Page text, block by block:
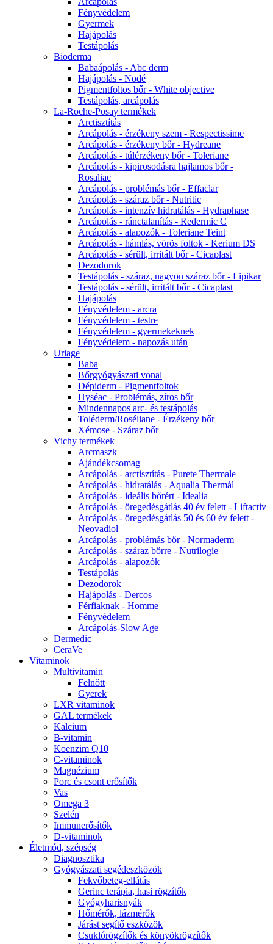
Fényvédelem
Gyermek
Hajápolás
Testápolás
Bioderma
Babaápolás - Abc derm
Hajápolás - Nodé
Pigmentfoltos bőr - White objective
Testápolás, arcápolás
La-Roche-Posay termékek
Arctisztítás
Arcápolás - érzékeny szem - Respectissime
Arcápolás - érzékeny bőr - Hydreane
Arcápolás - túlérzékeny bőr - Toleriane
Arcápolás - kipirosodásra hajlamos bőr -
Rosaliac
Arcápolás - problémás bőr - Effaclar
Arcápolás - száraz bőr - Nutritic
Arcápolás - intenzív hidratálás - Hydraphase
Arcápolás - ránctalanítás - Redermic C
Arcápolás - alapozók - Toleriane Teint
Arcápolás - hámlás, vörös foltok - Kerium DS
Arcápolás - sérült, irritált bőr - Cicaplast
Dezodorok
Testápolás - száraz, nagyon száraz bőr - Lipikar
Testápolás - sérült, irritált bőr - Cicaplast
Hajápolás
Fényvédelem - arcra
Fényvédelem - testre
Fényvédelem - gyermekeknek
Fényvédelem - napozás után
Uriage
Baba
Bőrgyógyászati vonal
Dépiderm - Pigmentfoltok
Hyséac - Problémás, zíros bőr
Mindennapos arc- és testápolás
Toléderm/Roséliane - Érzékeny bőr
Xémose - Száraz bőr
Vichy termékek
Arcmaszk
Ajándékcsomag
Arcápolás - arctisztítás - Purete Thermale
Arcápolás - hidratálás - Aqualia Thermál
Arcápolás - ideális bőrért - Idealia
Arcápolás - öregedésgátlás 40 év felett - Liftactiv
Arcápolás - öregedésgátlás 50 és 60 év felett -
Neovadiol
Arcápolás - problémás bőr - Normaderm
Arcápolás - száraz bőrre - Nutrilogie
Arcápolás - alapozók
Testápolás
Dezodorok
Hajápolás - Dercos
Férfiaknak - Homme
Fényvédelem
Arcápolás-Slow Age
Dermedic
CeraVe
Vitaminok
Multivitamin
Felnőtt
Gyerek
LXR vitaminok
GAL termékek
Kalcium
B-vitamin
Koenzim Q10
C-vitaminok
Magnézium
Porc és csont erősítők
Vas
Omega 3
Szelén
Immunerősítők
D-vitaminok
Életmód, szépség
Diagnosztika
Gyógyászati segédeszközök
Fekvőbeteg-ellátás
Gerinc terápia, hasi rögzítők
Gyógyharisnyák
Hőmérők, lázmérők
Járást segítő eszközök
Csuklórögzítők és könyökrögzítők